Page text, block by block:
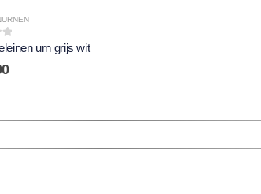
urn grijs wit